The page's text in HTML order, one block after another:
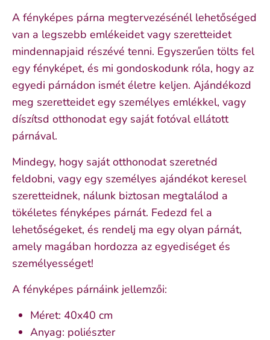
A fényképes párna megtervezésénél lehetőséged
van a legszebb emlékeidet vagy szeretteidet
mindennapjaid részévé tenni. Egyszerűen tölts fel
egy fényképet, és mi gondoskodunk róla, hogy az
egyedi párnádon ismét életre keljen. Ajándékozd
meg szeretteidet egy személyes emlékkel, vagy
díszítsd otthonodat egy saját fotóval ellátott
párnával.
Mindegy, hogy saját otthonodat szeretnéd
feldobni, vagy egy személyes ajándékot keresel
szeretteidnek, nálunk biztosan megtalálod a
tökéletes fényképes párnát. Fedezd fel a
lehetőségeket, és rendelj ma egy olyan párnát,
amely magában hordozza az egyediséget és
személyességet!
A fényképes párnáink jellemzői:
Méret: 40x40 cm
Anyag: poliészter